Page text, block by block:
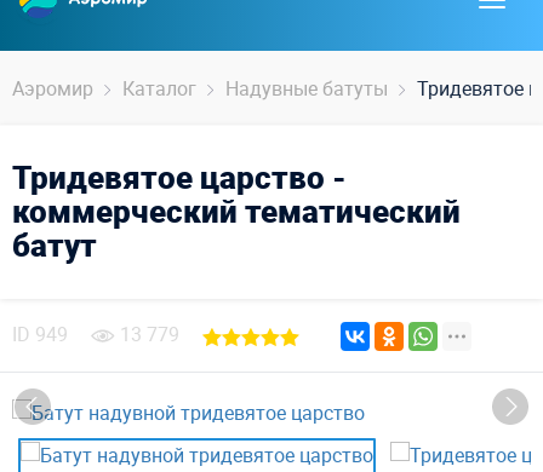
Аэромир Каталог Надувные батуты Тридевятое
Тридевятое царство -
коммерческий тематический
батут
ID 949 13 779